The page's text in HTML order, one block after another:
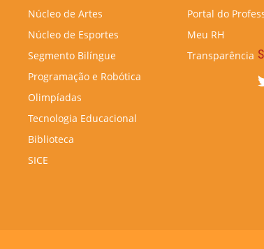
Núcleo de Artes
Núcleo de Esportes
Segmento Bilíngue
Programação e Robótica
Olimpíadas
Tecnologia Educacional
Biblioteca
SICE
Portal do
Meu RH
Transparência